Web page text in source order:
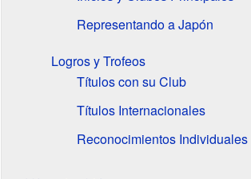
Representando a Japón
Logros y Trofeos
Títulos con su Club
Títulos Internacionales
Reconocimientos Individuales